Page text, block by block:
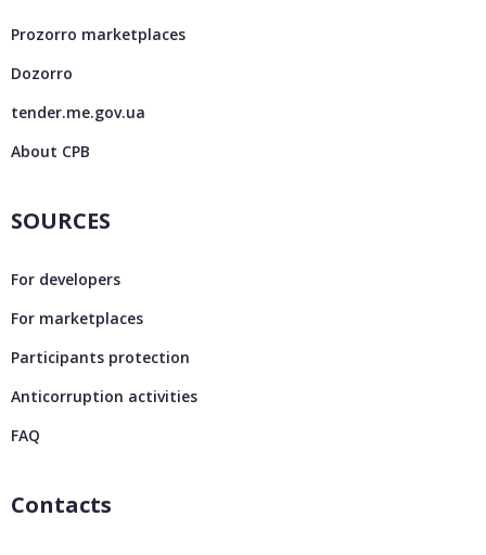
Prozorro marketplaces
Dozorro
tender.me.gov.ua
About CPB
SOURCES
For developers
For marketplaces
Participants protection
Anticorruption activities
FAQ
Contacts